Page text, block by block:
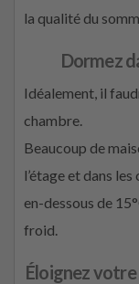
la qualité du
Dormez
Idéalement, il
chambre.
Beaucoup de
l’étage et dans
en-dessous de
froid.
Éloignez